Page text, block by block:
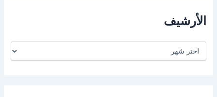
الأرشيف